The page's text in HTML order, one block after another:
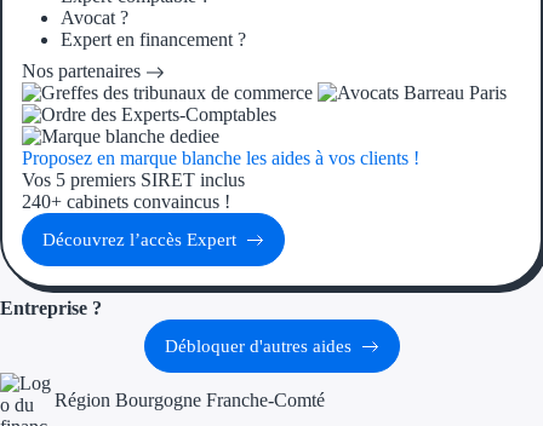
FAQ
Blog
Avocat ?
Expert en financement ?
Nos partenaires
Proposez en marque blanche les aides à vos clients !
Vos 5 premiers SIRET inclus
240+ cabinets convaincus !
Découvrez l’accès Expert
Entreprise ?
Débloquer d'autres aides
Région Bourgogne Franche-Comté